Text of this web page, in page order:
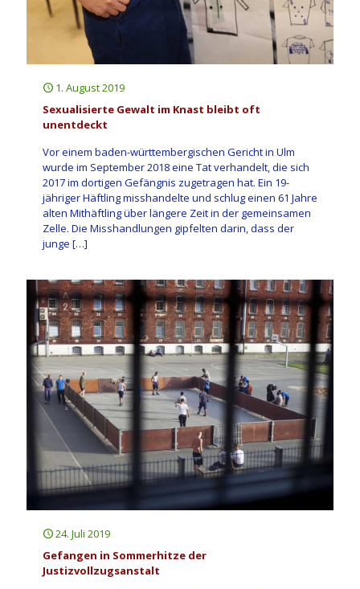
1. August 2019
Sexualisierte Gewalt im Knast bleibt oft
unentdeckt
Vor einem baden-württembergischen Gericht in Ulm
wurde im September 2018 eine Tat verhandelt, die sich
2017 im dortigen Gefängnis zugetragen hat. Ein 19-
jähriger Häftling misshandelte und schlug einen 61 Jahre
alten Mithäftling über längere Zeit in der gemeinsamen
Zelle. Die Misshandlungen gipfelten darin, dass der
junge […]
24. Juli 2019
Gefangen in Sommerhitze der
Justizvollzugsanstalt